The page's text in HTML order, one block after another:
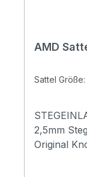
AMD
Sattel Größe:
STEGEINLAGE L; 80 mm x
2,5mm Stegeinlage für Konzertgitarre
Original Knochen SATTEL